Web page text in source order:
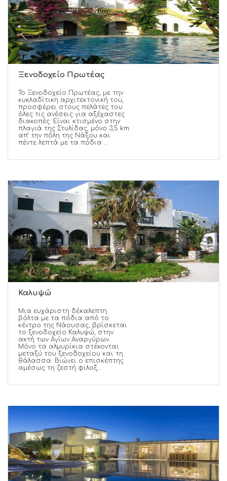
Ξενοδοχείο Πρωτέας
Το Ξενοδοχείο Πρωτέας, με την
κυκλαδίτικη αρχιτεκτονική του,
προσφέρει στους πελάτες του
όλες τις ανέσεις για αξέχαστες
διακοπές. Είναι κτισμένο στην
πλαγιά της Στυλίδας, μόνο 3,5 km
απ’ την πόλη της Νάξου και
πέντε λεπτά με τα πόδια ...
Καλυψώ
Μια ευχάριστη δέκαλεπτη
βόλτα με τα πόδια από το
κέντρο της Νάουσας, βρίσκεται
το ξενοδοχείο Καλυψώ, στην
ακτή των Αγίων Αναργύρων.
Μόνο τα αλμυρίκια στέκονται
μεταξύ του ξενοδοχείου και τη
θάλασσα. Βιώνει ο επισκέπτης
αμέσως τη ζεστή φιλοξ...